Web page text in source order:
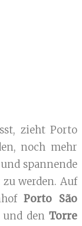
zieht Porto
noch mehr
spannende
werden. Auf
Porto São
und den Torre